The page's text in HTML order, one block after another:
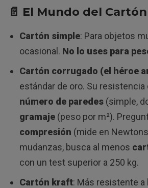
📄 El Mundo del Cartón
Cartón simple: Para objetos
ocasional. No lo uses para
Cartón corrugado (el héroe
estándar de oro. Su resistencia
número de paredes(simple,
gramaje(peso por m²).
compresión (mide en
mudanzas, busca al menos
con un test superior a 250 kg.
Cartón kraft: Más resistente a